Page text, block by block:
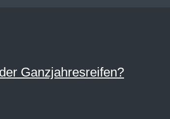
Ganzjahresreifen?